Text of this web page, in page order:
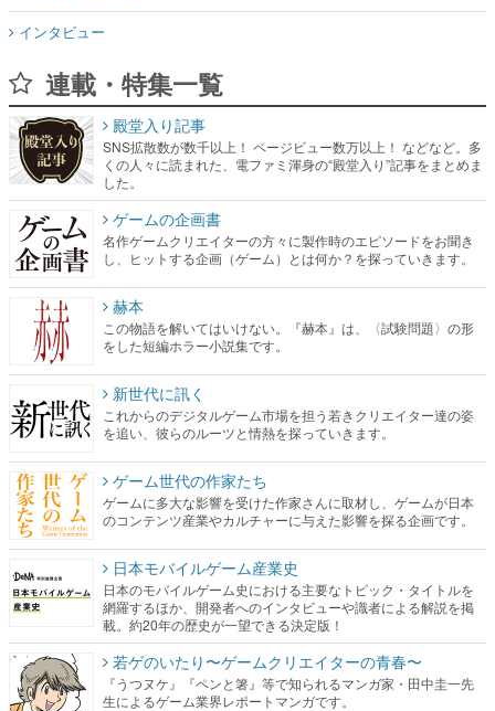
インタビュー
連載・特集一覧
殿堂入り記事
SNS拡散数が数千以上！ ページビュー数万以上！ などなど。多
くの人々に読まれた、電ファミ渾身の“殿堂入り”記事をまとめま
した。
ゲームの企画書
名作ゲームクリエイターの方々に製作時のエピソードをお聞き
し、ヒットする企画（ゲーム）とは何か？を探っていきます。
赫本
この物語を解いてはいけない。『赫本』は、〈試験問題〉の形
をした短編ホラー小説集です。
新世代に訊く
これからのデジタルゲーム市場を担う若きクリエイター達の姿
を追い、彼らのルーツと情熱を探っていきます。
ゲーム世代の作家たち
ゲームに多大な影響を受けた作家さんに取材し、ゲームが日本
のコンテンツ産業やカルチャーに与えた影響を探る企画です。
日本モバイルゲーム産業史
日本のモバイルゲーム史における主要なトピック・タイトルを
網羅するほか、開発者へのインタビューや識者による解説を掲
載。約20年の歴史が一望できる決定版！
若ゲのいたり〜ゲームクリエイターの青春〜
『うつヌケ』『ペンと箸』等で知られるマンガ家・田中圭一先
生によるゲーム業界レポートマンガです。